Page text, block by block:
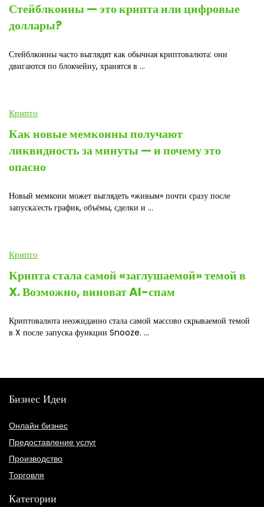
Стейблкоины — это крипта или цифровые
доллары?
Стейблкоины часто выглядят как обычная криптовалюта: они
двигаются по блокчейну, хранятся в ...
Крипто
Как новые мемкоины получают
ликвидность за минуты — и почему это
опасно
Новый мемкоин может выглядеть «живым» почти сразу после
запуска:есть график, объёмы, сделки и ...
Крипто
Крипта стала самой «заглушаемой» темой в
X. Возможно, виноват AI-спам
Криптовалюта неожиданно стала самой массово скрываемой темой
в X после запуска функции Snooze. ...
Бизнес Идеи
Онлайн бизнес
Предоставление услуг
Производство
Торговля
Категории